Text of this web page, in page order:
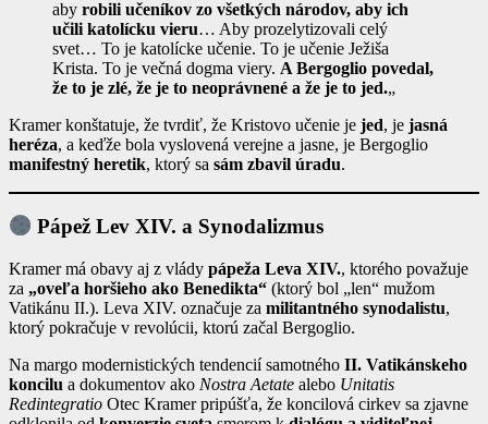
aby robili učeníkov zo všetkých národov, aby ich
učili katolícku vieru… Aby prozelytizovali celý
svet… To je katolícke učenie. To je učenie Ježiša
Krista. To je večná dogma viery. A Bergoglio povedal,
že to je zlé, že je to neoprávnené a že je to jed.„
Kramer konštatuje, že tvrdiť, že Kristovo učenie je jed, je jasná
heréza, a keďže bola vyslovená verejne a jasne, je Bergoglio
manifestný heretik, ktorý sa sám zbavil úradu.
Pápež Lev XIV. a Synodalizmus
Kramer má obavy aj z vlády pápeža Leva XIV., ktorého považuje
za „oveľa horšieho ako Benedikta“ (ktorý bol „len“ mužom
Vatikánu II.). Leva XIV. označuje za militantného synodalistu,
ktorý pokračuje v revolúcii, ktorú začal Bergoglio.
Na margo modernistických tendencií samotného II. Vatikánskeho
koncilu a dokumentov ako Nostra Aetate alebo Unitatis
Redintegratio Otec Kramer pripúšťa, že koncilová cirkev sa zjavne